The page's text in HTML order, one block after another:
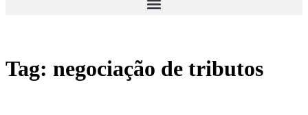
Tag: negociação de tributos